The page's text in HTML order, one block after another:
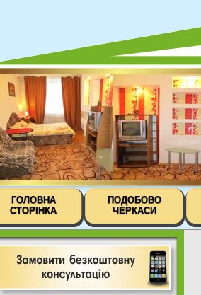
ГОЛОВНА
СТОРІНКА
ПОДОБОВО
ЧЕРКАСИ